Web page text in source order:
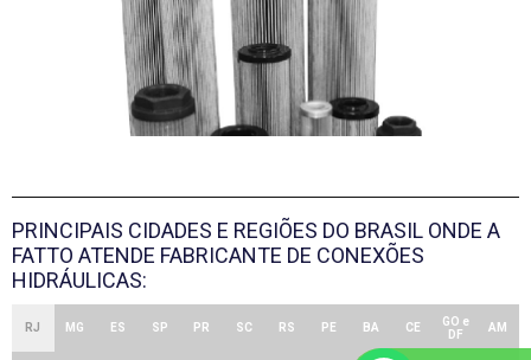
PRINCIPAIS CIDADES E REGIÕES DO BRASIL ONDE A
FATTO ATENDE FABRICANTE DE CONEXÕES
HIDRÁULICAS:
RJ MG ES SP PR SC RS PE BA CE
GO e
DF
AM